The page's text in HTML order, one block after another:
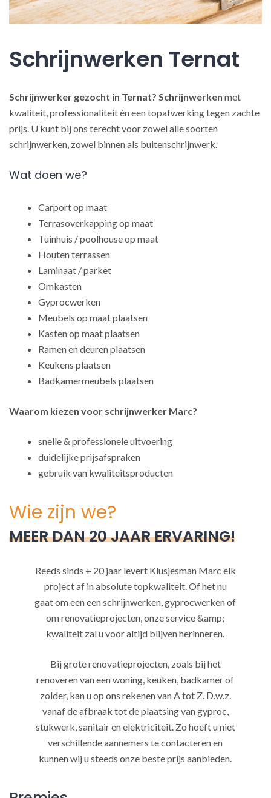
Schrijnwerken Ternat
Schrijnwerker gezocht in Ternat? Schrijnwerken met
kwaliteit, professionaliteit én een topafwerking tegen zachte
prijs. U kunt bij ons terecht voor zowel alle soorten
schrijnwerken, zowel binnen als buitenschrijnwerk.
Wat doen we?
Carport op maat
Terrasoverkapping op maat
Tuinhuis / poolhouse op maat
Houten terrassen
Laminaat / parket
Omkasten
Gyprocwerken
Meubels op maat plaatsen
Kasten op maat plaatsen
Ramen en deuren plaatsen
Keukens plaatsen
Badkamermeubels plaatsen
Waarom kiezen voor schrijnwerker Marc?
snelle & professionele uitvoering
duidelijke prijsafspraken
gebruik van kwaliteitsproducten
Wie zijn we?
MEER DAN 20 JAAR ERVARING!
Reeds sinds + 20 jaar levert Klusjesman Marc elk
project af in absolute topkwaliteit. Of het nu
gaat om een een schrijnwerken, gyprocwerken of
om renovatieprojecten, onze service &amp;
kwaliteit zal u voor altijd blijven herinneren.
Bij grote renovatieprojecten, zoals bij het
renoveren van een woning, keuken, badkamer of
zolder, kan u op ons rekenen van A tot Z. D.w.z.
vanaf de afbraak tot de plaatsing van gyproc,
stukwerk, sanitair en elektriciteit. Zo hoeft u niet
verschillende aannemers te contacteren en
kunnen wij u steeds onze beste prijs aanbieden.